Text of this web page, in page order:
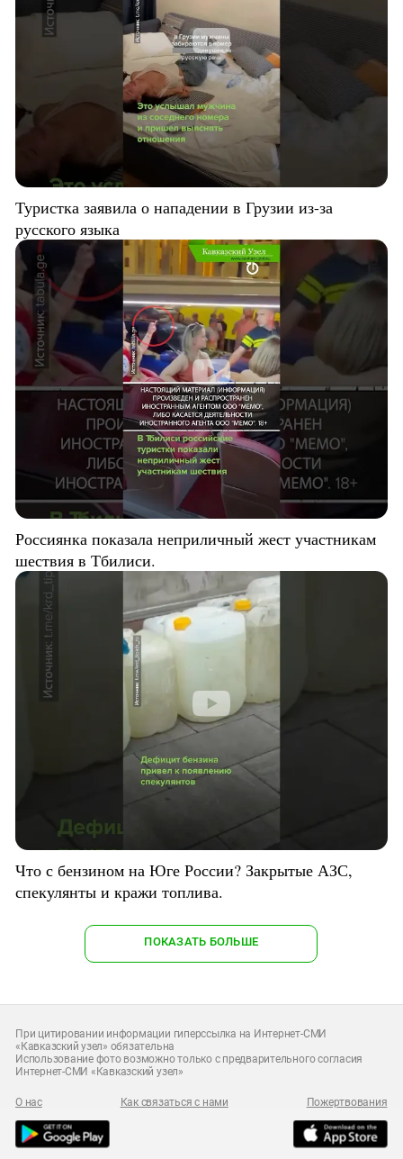
Туристка заявила о нападении в Грузии из-за
русского языка
Россиянка показала неприличный жест участникам
шествия в Тбилиси.
Что с бензином на Юге России? Закрытые АЗС,
спекулянты и кражи топлива.
ПОКАЗАТЬ БОЛЬШЕ
При цитировании информации гиперссылка на Интернет-СМИ
«Кавказский узел» обязательна
Использование фото возможно только с предварительного согласия
Интернет-СМИ «Кавказский узел»
О нас Как связаться с нами Пожертвования